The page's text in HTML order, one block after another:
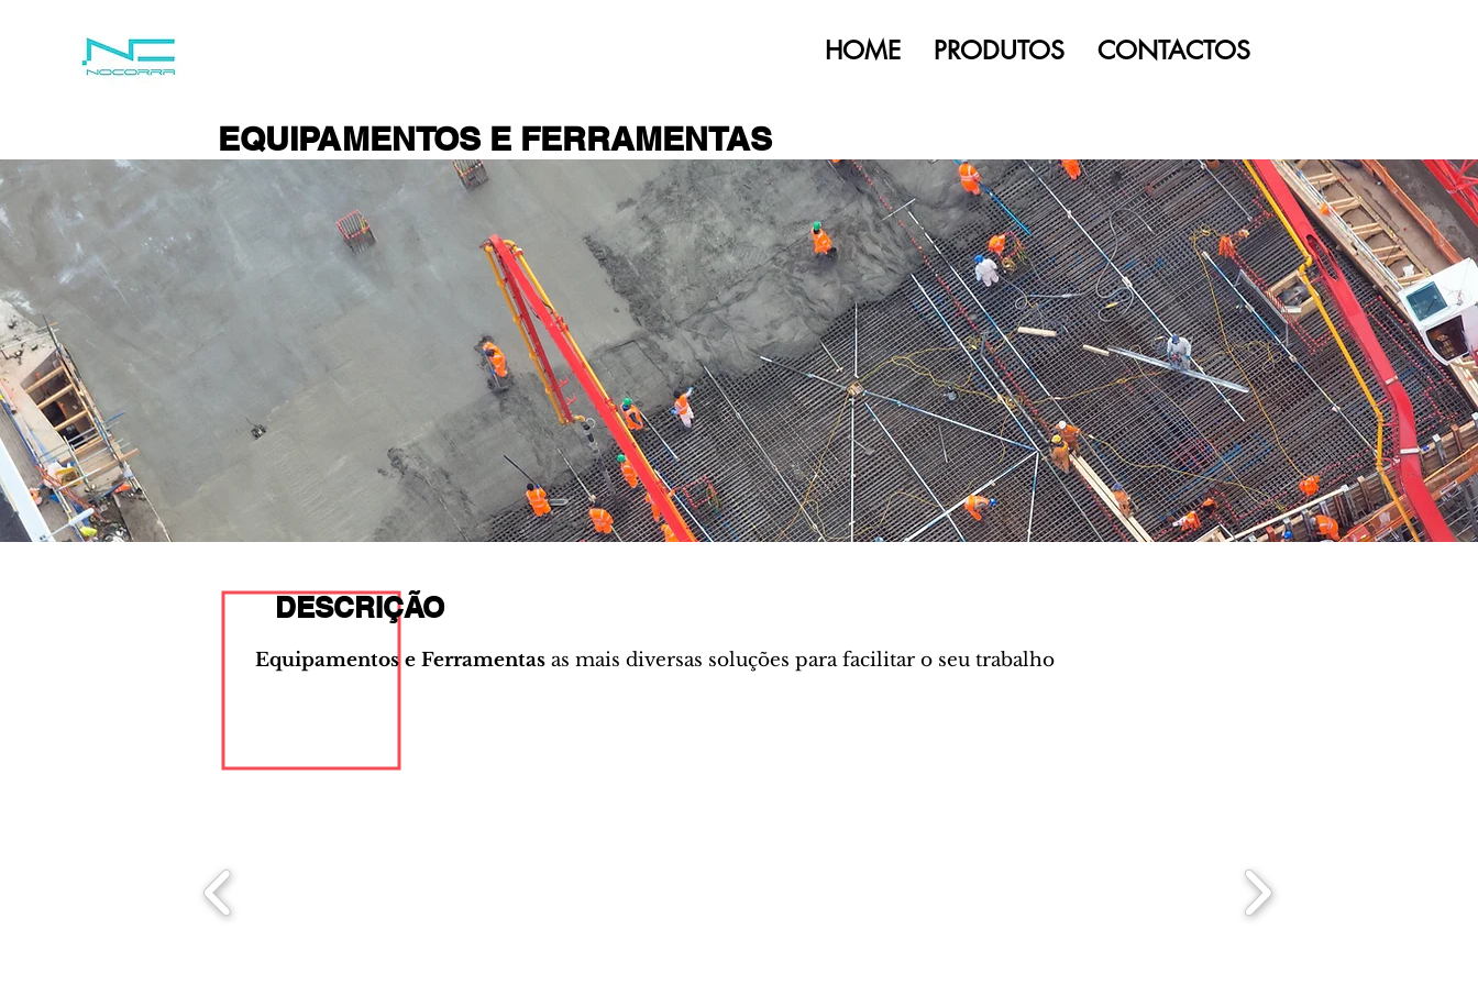
HOME PRODUTOS CONTACTOS
EQUIPAMENTOS E FERRAMENTAS
Equipamentos e Ferramentas as mais diversas soluções para facilitar o seu trabalho
DESCRIÇÃO